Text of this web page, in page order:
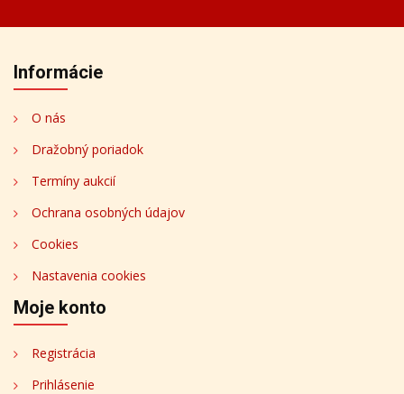
Informácie
O nás
Dražobný poriadok
Termíny aukcií
Ochrana osobných údajov
Cookies
Nastavenia cookies
Moje konto
Registrácia
Prihlásenie